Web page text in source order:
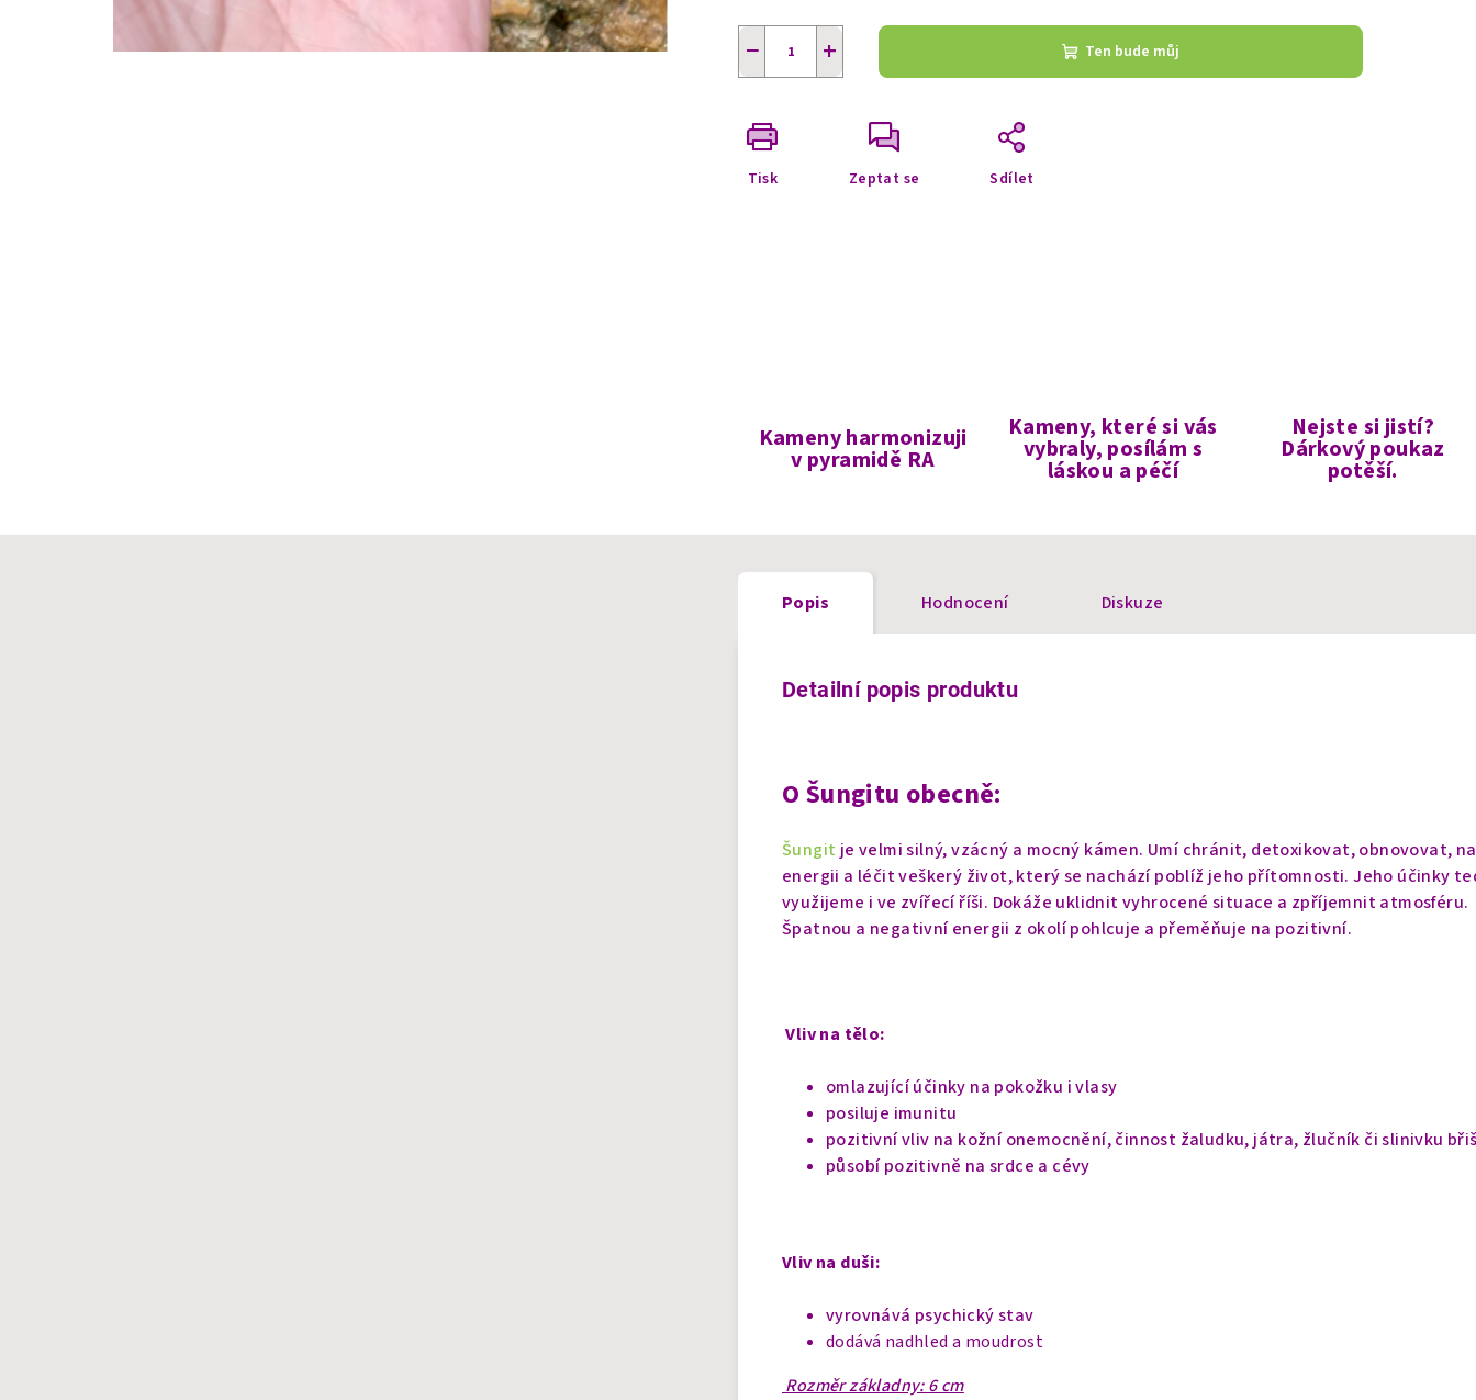
+
− Ten bude můj
Tisk Zeptat se Sdílet
Kameny harmonizuji
v pyramidě RA
Kameny, které si vás
vybraly, posílám s
láskou a péčí
Nejste si jistí?
Dárkový poukaz
potěší.
Popis Hodnocení Diskuze
Detailní popis produktu
O Šungitu obecně:
Šungit je velmi silný, vzácný a mocný kámen. Umí chránit, detoxikovat, obnovovat,
energii a léčit veškerý život, který se nachází poblíž jeho přítomnosti. Jeho účinky
využijeme i ve zvířecí říši. Dokáže uklidnit vyhrocené situace a zpříjemnit atmosféru.
Špatnou a negativní energii z okolí pohlcuje a přeměňuje na pozitivní.
Vliv na tělo:
omlazující účinky na pokožku i vlasy
posiluje imunitu
pozitivní vliv na kožní onemocnění, činnost žaludku, játra, žlučník či slinivku
působí pozitivně na srdce a cévy
Vliv na duši:
vyrovnává psychický stav
dodává nadhled a moudrost
Rozměr základny: 6 cm